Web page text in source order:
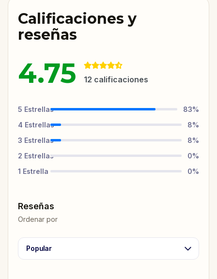
Calificaciones y
reseñas
4.75 12 calificaciones
5 Estrellas 83%
4 Estrellas 8%
3 Estrellas 8%
2 Estrellas 0%
1 Estrella 0%
Reseñas
Ordenar por
Popular